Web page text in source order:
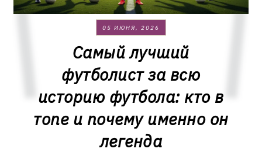
05 ИЮНЯ, 2026
Самый лучший
футболист за всю
историю футбола: кто в
топе и почему именно он
легенда